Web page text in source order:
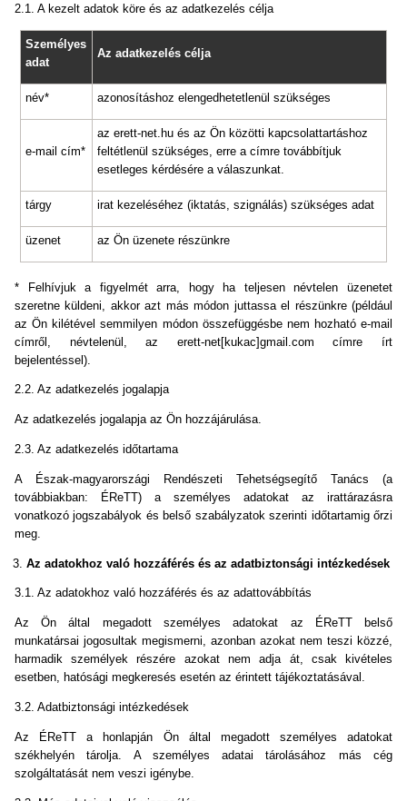
2.1. A kezelt adatok köre és az adatkezelés célja
Személyes
adat
Az adatkezelés célja
név* azonosításhoz elengedhetetlenül szükséges
e-mail cím*
az erett-net.hu és az Ön közötti kapcsolattartáshoz
feltétlenül szükséges, erre a címre továbbítjuk
esetleges kérdésére a válaszunkat.
tárgy irat kezeléséhez (iktatás, szignálás) szükséges adat
üzenet az Ön üzenete részünkre
* Felhívjuk a figyelmét arra, hogy ha teljesen névtelen üzenetet
szeretne küldeni, akkor azt más módon juttassa el részünkre (például
az Ön kilétével semmilyen módon összefüggésbe nem hozható e-mail
címről, névtelenül, az erett-net[kukac]gmail.com címre írt
bejelentéssel).
2.2. Az adatkezelés jogalapja
Az adatkezelés jogalapja az Ön hozzájárulása.
2.3. Az adatkezelés időtartama
A Észak-magyarországi Rendészeti Tehetségsegítő Tanács (a
továbbiakban: ÉReTT) a személyes adatokat az irattárazásra
vonatkozó jogszabályok és belső szabályzatok szerinti időtartamig őrzi
meg.
Az adatokhoz való hozzáférés és az adatbiztonsági intézkedések
3.1. Az adatokhoz való hozzáférés és az adattovábbítás
Az Ön által megadott személyes adatokat az ÉReTT belső
munkatársai jogosultak megismerni, azonban azokat nem teszi közzé,
harmadik személyek részére azokat nem adja át, csak kivételes
esetben, hatósági megkeresés esetén az érintett tájékoztatásával.
3.2. Adatbiztonsági intézkedések
Az ÉReTT a honlapján Ön által megadott személyes adatokat
székhelyén tárolja. A személyes adatai tárolásához más cég
szolgáltatását nem veszi igénybe.